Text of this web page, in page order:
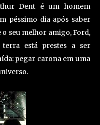
Dent é um homem
péssimo dia após saber
o seu melhor amigo, Ford,
está prestes a ser
pegar carona em uma